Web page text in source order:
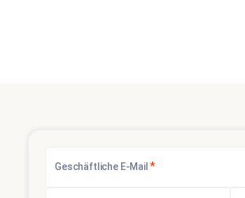
Geschäftliche E-Mail *